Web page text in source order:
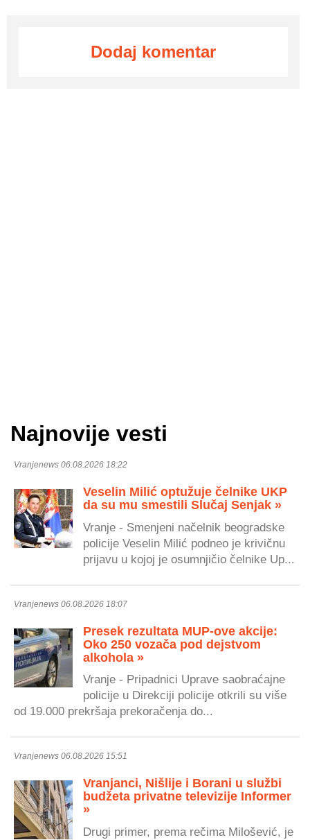
Dodaj komentar
Najnovije vesti
Vranjenews 06.08.2026 18:22
Veselin Milić optužuje čelnike UKP
da su mu smestili Slučaj Senjak »
Vranje - Smenjeni načelnik beogradske
policije Veselin Milić podneo je krivičnu
prijavu u kojoj je osumnjičio čelnike Up...
Vranjenews 06.08.2026 18:07
Presek rezultata MUP-ove akcije:
Oko 250 vozača pod dejstvom
alkohola »
Vranje - Pripadnici Uprave saobraćajne
policije u Direkciji policije otkrili su više
od 19.000 prekršaja prekoračenja do...
Vranjenews 06.08.2026 15:51
Vranjanci, Nišlije i Borani u službi
budžeta privatne televizije Informer
»
Drugi primer, prema rečima Milošević, je